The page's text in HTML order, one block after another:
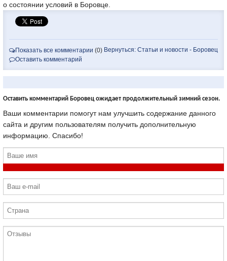
о состоянии условий в Боровце.
Вернуться: Статьи и новости - Боровец
Показать все комментарии (0)
Оставить комментарий
Оставить комментарий Боровец ожидает продолжительный зимний сезон.
Ваши комментарии помогут нам улучшить содержание данного
сайта и другим пользователям получить дополнительную
информацию. Спасибо!